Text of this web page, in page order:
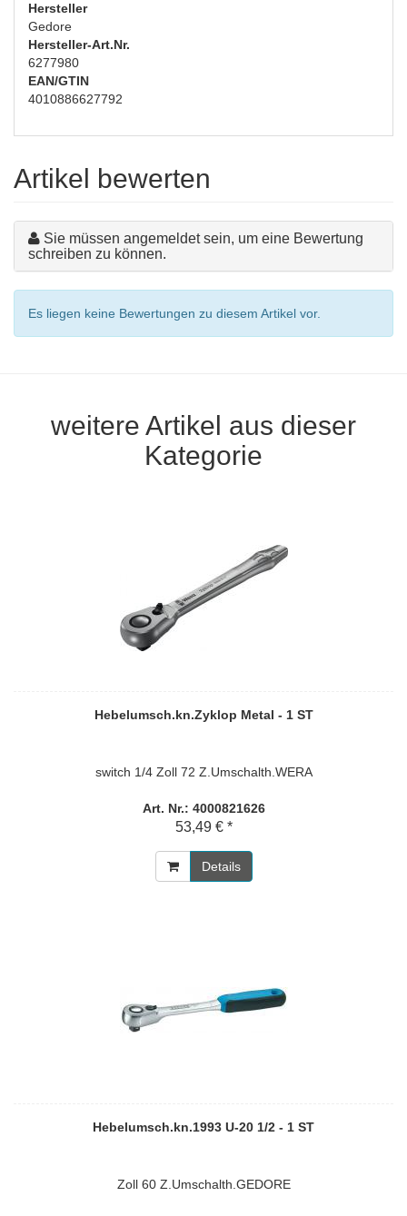
Hersteller
Gedore
Hersteller-Art.Nr.
6277980
EAN/GTIN
4010886627792
Artikel bewerten
Sie müssen angemeldet sein, um eine Bewertung
schreiben zu können.
Es liegen keine Bewertungen zu diesem Artikel vor.
weitere Artikel aus dieser
Kategorie
Hebelumsch.kn.Zyklop Metal - 1 ST
switch 1/4 Zoll 72 Z.Umschalth.WERA
Art. Nr.: 4000821626
53,49 € *
Details
Hebelumsch.kn.1993 U-20 1/2 - 1 ST
Zoll 60 Z.Umschalth.GEDORE